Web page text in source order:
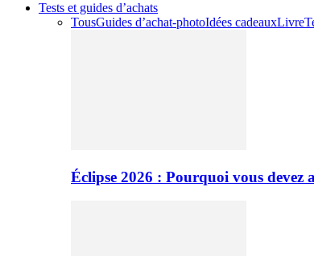
Tests et guides d’achats
TousGuides d’achat-photoIdées cadeauxLivre
Éclipse 2026 : Pourquoi vous devez